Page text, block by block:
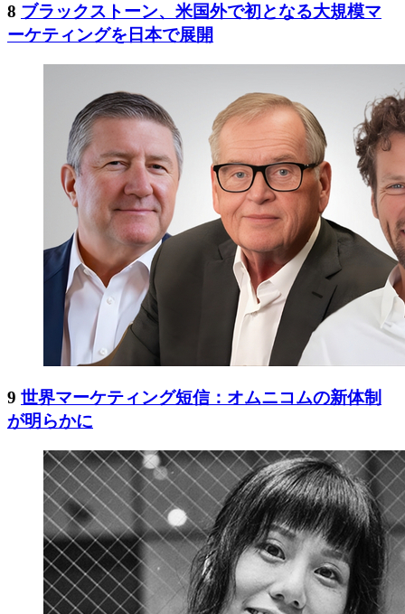
8 ブラックストーン、米国外で初となる大規模マ
ーケティングを日本で展開
9 世界マーケティング短信：オムニコムの新体制
が明らかに